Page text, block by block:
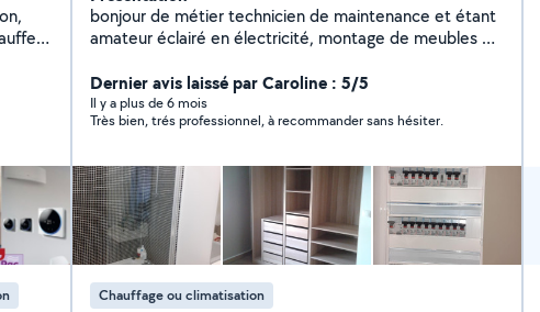
etc
bonjour de métier technicien de maintenance et étant
amateur éclairé en électricité, montage de meubles et
propose mes services petite précision : je ne fais pas
de dépannage d électroménager il m arrive d orienter
les personnes mais cela ne va pas plus loin
Dernier avis laissé par Caroline : 5/5
Il y a plus de 6 mois
Très bien, trés professionnel, à recommander sans hésiter.
Chauffage ou climatisation